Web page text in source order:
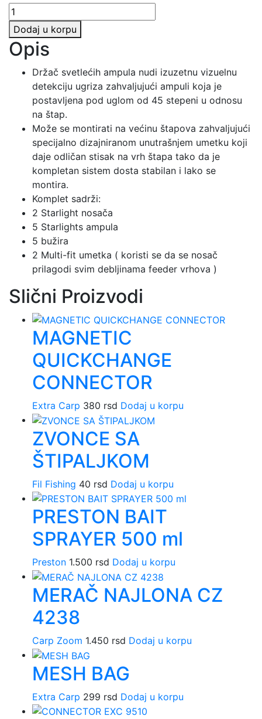
Dodaj u korpu
Opis
Držač svetlećih ampula nudi izuzetnu vizuelnu
detekciju ugriza zahvaljujući ampuli koja je
postavljena pod uglom od 45 stepeni u odnosu
na štap.
Može se montirati na većinu štapova zahvaljujući
specijalno dizajniranom unutrašnjem umetku koji
daje odličan stisak na vrh štapa tako da je
kompletan sistem dosta stabilan i lako se
montira.
Komplet sadrži:
2 Starlight nosača
5 Starlights ampula
5 bužira
2 Multi-fit umetka ( koristi se da se nosač
prilagodi svim debljinama feeder vrhova )
Slični Proizvodi
MAGNETIC
QUICKCHANGE
CONNECTOR
Extra Carp 380 rsd Dodaj u korpu
ZVONCE SA
ŠTIPALJKOM
Fil Fishing 40 rsd Dodaj u korpu
PRESTON BAIT
SPRAYER 500 ml
Preston 1.500 rsd Dodaj u korpu
MERAČ NAJLONA CZ
4238
Carp Zoom 1.450 rsd Dodaj u korpu
MESH BAG
Extra Carp 299 rsd Dodaj u korpu